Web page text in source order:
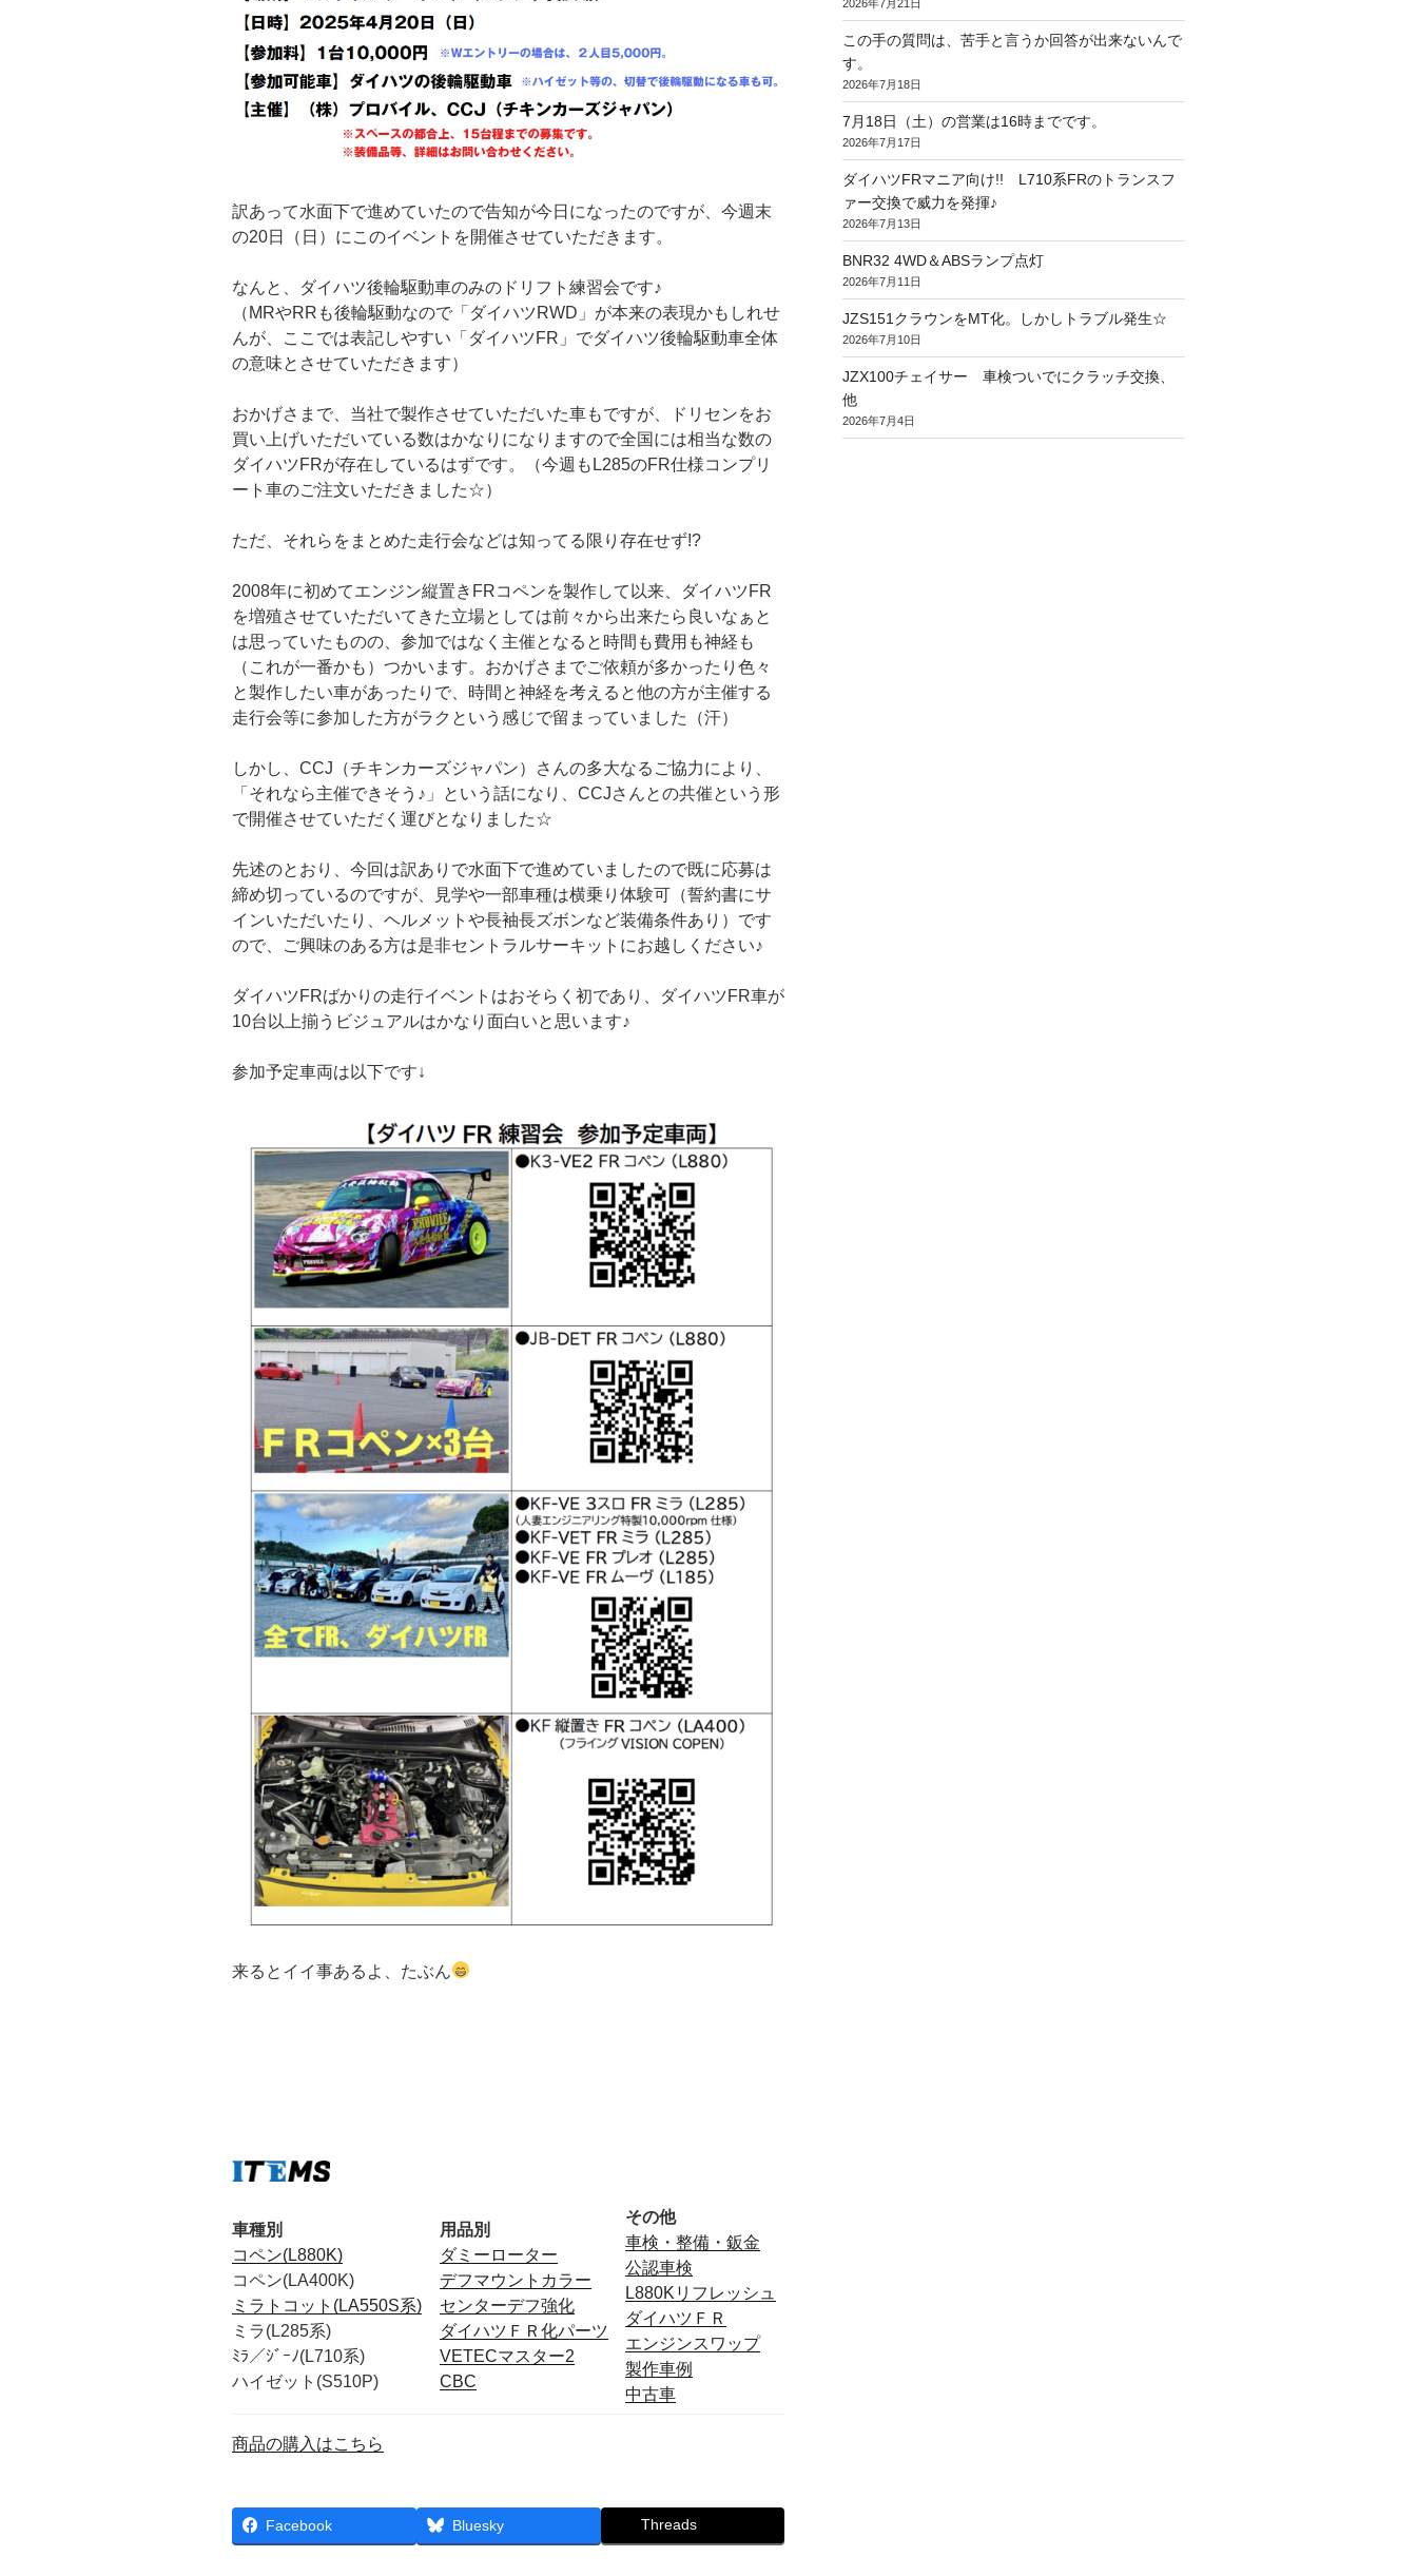
訳あって水面下で進めていたので告知が今日になったのですが、今週末
の20日（日）にこのイベントを開催させていただきます。
なんと、ダイハツ後輪駆動車のみのドリフト練習会です♪
（MRやRRも後輪駆動なので「ダイハツRWD」が本来の表現かもしれせ
んが、ここでは表記しやすい「ダイハツFR」でダイハツ後輪駆動車全体
の意味とさせていただきます）
おかげさまで、当社で製作させていただいた車もですが、ドリセンをお
買い上げいただいている数はかなりになりますので全国には相当な数の
ダイハツFRが存在しているはずです。（今週もL285のFR仕様コンプリ
ート車のご注文いただきました☆）
ただ、それらをまとめた走行会などは知ってる限り存在せず!?
2008年に初めてエンジン縦置きFRコペンを製作して以来、ダイハツFR
を増殖させていただいてきた立場としては前々から出来たら良いなぁと
は思っていたものの、参加ではなく主催となると時間も費用も神経も
（これが一番かも）つかいます。おかげさまでご依頼が多かったり色々
と製作したい車があったりで、時間と神経を考えると他の方が主催する
走行会等に参加した方がラクという感じで留まっていました（汗）
しかし、CCJ（チキンカーズジャパン）さんの多大なるご協力により、
「それなら主催できそう♪」という話になり、CCJさんとの共催という形
で開催させていただく運びとなりました☆
先述のとおり、今回は訳ありで水面下で進めていましたので既に応募は
締め切っているのですが、見学や一部車種は横乗り体験可（誓約書にサ
インいただいたり、ヘルメットや長袖長ズボンなど装備条件あり）です
ので、ご興味のある方は是非セントラルサーキットにお越しください♪
ダイハツFRばかりの走行イベントはおそらく初であり、ダイハツFR車が
10台以上揃うビジュアルはかなり面白いと思います♪
参加予定車両は以下です↓
来るとイイ事あるよ、たぶん
車種別
コペン(L880K)
コペン(LA400K)
ミラトコット(LA550S系)
ミラ(L285系)
ﾐﾗ／ｼﾞｰﾉ(L710系)
ハイゼット(S510P)
用品別
ダミーローター
デフマウントカラー
センターデフ強化
ダイハツＦＲ化パーツ
VETECマスター2
CBC
その他
車検・整備・鈑金
公認車検
L880Kリフレッシュ
ダイハツＦＲ
エンジンスワップ
製作車例
中古車
商品の購入はこちら
Facebook Bluesky Threads
2026年7月21日
この手の質問は、苦手と言うか回答が出来ないんで
す。
2026年7月18日
7月18日（土）の営業は16時までです。
2026年7月17日
ダイハツFRマニア向け!! L710系FRのトランスフ
ァー交換で威力を発揮♪
2026年7月13日
BNR32 4WD＆ABSランプ点灯
2026年7月11日
JZS151クラウンをMT化。しかしトラブル発生☆
2026年7月10日
JZX100チェイサー 車検ついでにクラッチ交換、
他
2026年7月4日